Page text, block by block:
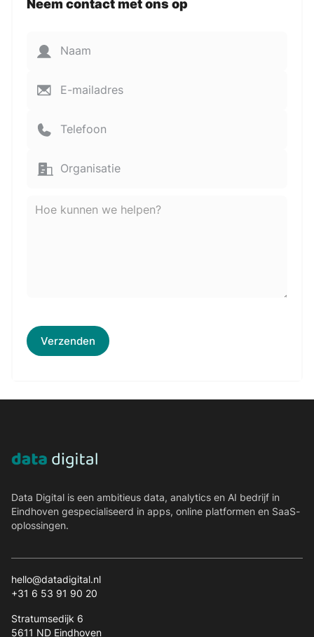
Neem contact met ons op
Data Digital is een ambitieus data, analytics en AI bedrijf in
Eindhoven gespecialiseerd in apps, online platformen en SaaS-
oplossingen.
hello@datadigital.nl
+31 6 53 91 90 20
Stratumsedijk 6
5611 ND Eindhoven